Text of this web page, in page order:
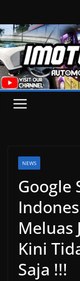
content
NEWS
Google
Meluas
Kini
Saja !!!